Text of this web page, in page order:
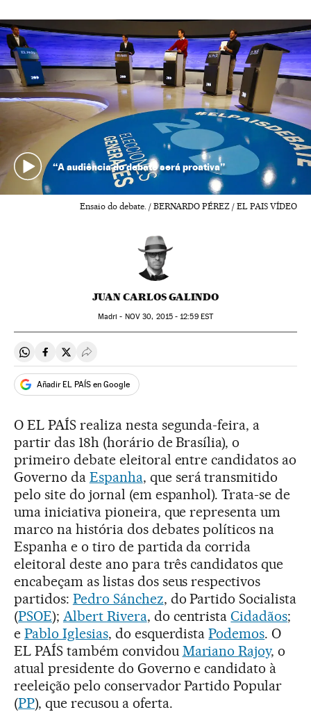
“A audiência do debate será proativa”
Ensaio do debate. / BERNARDO PÉREZ / EL PAIS VÍDEO
JUAN CARLOS GALINDO
Madri - NOV 30, 2015 - 12:59EST
Compartir en Whatsapp
Compartir en Facebook
Compartir en Twitter
Desplegar Redes Sociales
Añadir EL PAÍS en Google
O EL PAÍS realiza nesta segunda-feira, a
partir das 18h (horário de Brasília), o
primeiro debate eleitoral entre candidatos ao
Governo da Espanha, que será transmitido
pelo site do jornal (em espanhol). Trata-se de
uma iniciativa pioneira, que representa um
marco na história dos debates políticos na
Espanha e o tiro de partida da corrida
eleitoral deste ano para três candidatos que
encabeçam as listas dos seus respectivos
partidos: Pedro Sánchez, do Partido Socialista
(PSOE); Albert Rivera, do centristaCidadãos;
e Pablo Iglesias, do esquerdistaPodemos. O
EL PAÍS também convidou Mariano Rajoy, o
atual presidente do Governo e candidato à
reeleição pelo conservador Partido Popular
(PP), que recusou a oferta.